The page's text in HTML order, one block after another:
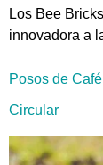
Los Bee
innovadora a
Posos de
Circular